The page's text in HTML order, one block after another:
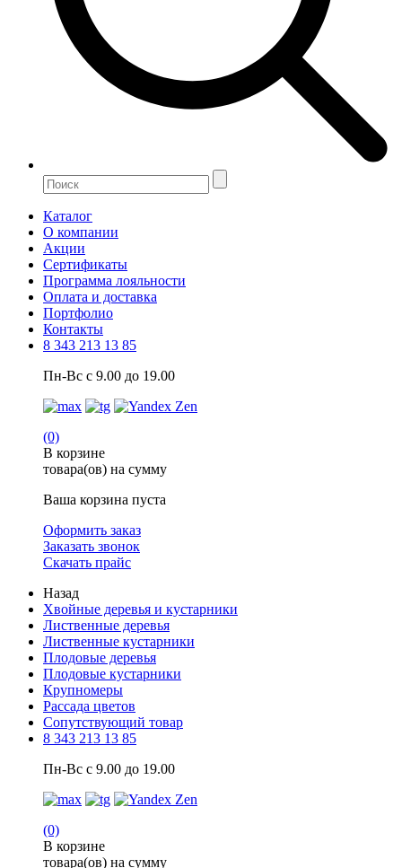
Каталог
О компании
Акции
Сертификаты
Программа лояльности
Оплата и доставка
Портфолио
Контакты
8 343 213 13 85
Пн-Вс с 9.00 до 19.00
(0)
В корзине
товара(ов) на сумму
Ваша корзина пуста
Оформить заказ
Заказать звонок
Скачать прайс
Назад
Хвойные деревья и кустарники
Лиственные деревья
Лиственные кустарники
Плодовые деревья
Плодовые кустарники
Крупномеры
Рассада цветов
Сопутствующий товар
8 343 213 13 85
Пн-Вс с 9.00 до 19.00
(0)
В корзине
товара(ов) на сумму